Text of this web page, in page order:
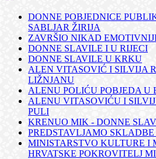
DONNE POBJEDNICE
SABLJAR ŽIRIJA
ZAVRŠIO NIKAD
DONNE SLAVILE I U RIJECI
DONNE SLAVILE U KRKU
ALEN VITASOVIĆ I SILVIJA
LIŽNJANU
ALENU POLIĆU POBJEDA U
ALENU VITASOVIĆU I
PULI
KRENUO MIK - DONNE
PREDSTAVLJAMO SKLADBE
MINISTARSTVO KULTURE I
HRVATSKE POKROVITELJ